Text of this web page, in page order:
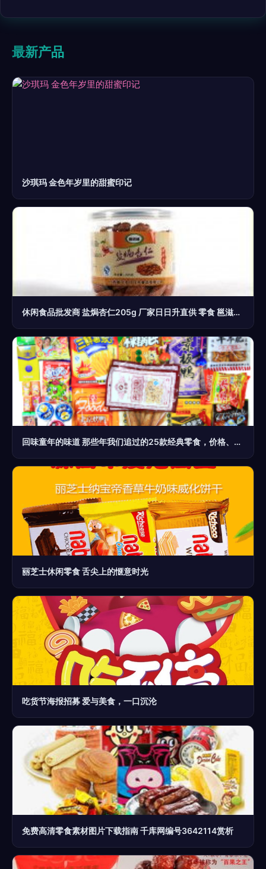
最新产品
沙琪玛 金色年岁里的甜蜜印记
休闲食品批发商 盐焗杏仁205g 厂家日日升直供 零食 邕滋味系列
回味童年的味道 那些年我们追过的25款经典零食，价格、颜值、情怀全解析。
丽芝士休闲零食 舌尖上的惬意时光
吃货节海报招募 爱与美食，一口沉沦
免费高清零食素材图片下载指南 千库网编号3642114赏析